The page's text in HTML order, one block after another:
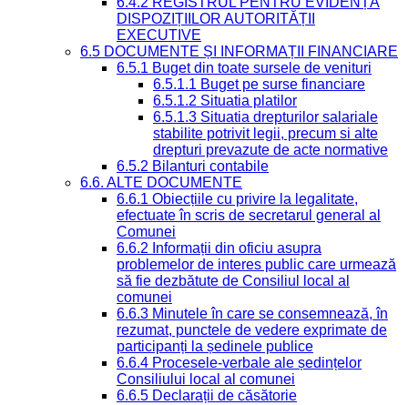
DISPOZIȚIILOR AUTORITĂȚII
EXECUTIVE
6.5 DOCUMENTE ȘI INFORMAȚII FINANCIARE
6.5.1 Buget din toate sursele de venituri
6.5.1.1 Buget pe surse financiare
6.5.1.2 Situatia platilor
6.5.1.3 Situatia drepturilor salariale
stabilite potrivit legii, precum si alte
drepturi prevazute de acte normative
6.5.2 Bilanturi contabile
6.6. ALTE DOCUMENTE
6.6.1 Obiecțiile cu privire la legalitate,
efectuate în scris de secretarul general al
Comunei
6.6.2 Informații din oficiu asupra
problemelor de interes public care urmează
să fie dezbătute de Consiliul local al
comunei
6.6.3 Minutele în care se consemnează, în
rezumat, punctele de vedere exprimate de
participanți la ședinele publice
6.6.4 Procesele-verbale ale ședințelor
Consiliului local al comunei
6.6.5 Declarații de căsătorie